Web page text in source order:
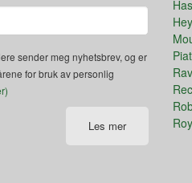
sender meg nyhetsbrev, og er
for bruk av personlig
Les mer